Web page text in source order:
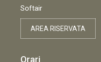
Softair
AREA RISERVATA
Orari